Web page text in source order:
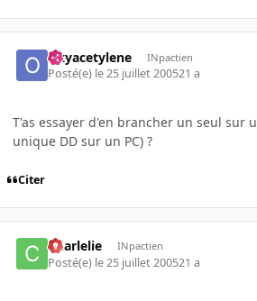
Oxyacetylene INpactien
Posté(e) le 25 juillet 200521 a
T'as essayer d'en brancher un seul sur
unique DD sur un PC) ?
Citer
Charlelie INpactien
Posté(e) le 25 juillet 200521 a